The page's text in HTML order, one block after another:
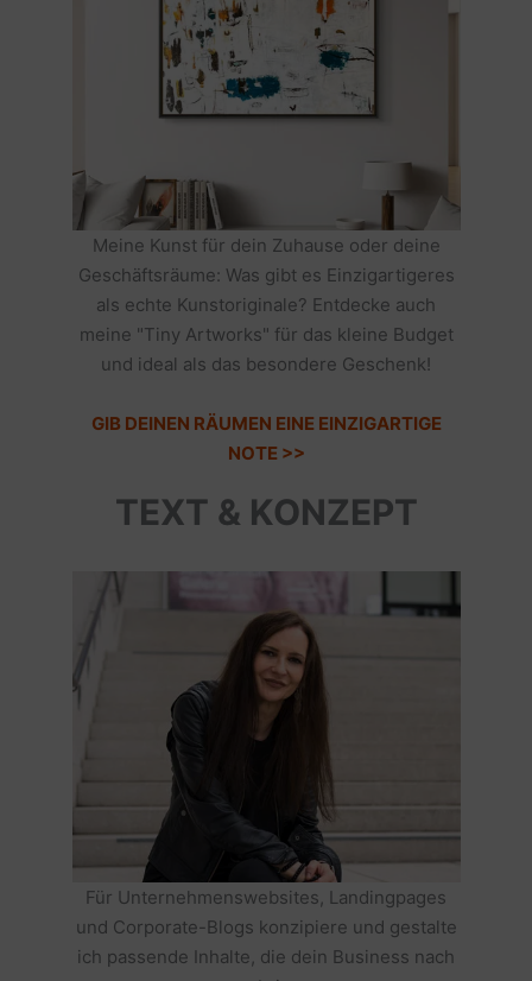
Meine Kunst für dein Zuhause oder deine
Geschäftsräume: Was gibt es Einzigartigeres
als echte Kunstoriginale? Entdecke auch
meine "Tiny Artworks" für das kleine Budget
und ideal als das besondere Geschenk!
GIB DEINEN RÄUMEN EINE EINZIGARTIGE
NOTE >>
TEXT & KONZEPT
Für Unternehmenswebsites, Landingpages
und Corporate-Blogs konzipiere und gestalte
ich passende Inhalte, die dein Business nach